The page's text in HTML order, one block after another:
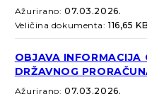
Ažurirano:07.03.2026.
Veličina dokumenta:116,65 KB
OBJAVA INFORMACIJA
DRŽAVNOG
Ažurirano:07.03.2026.